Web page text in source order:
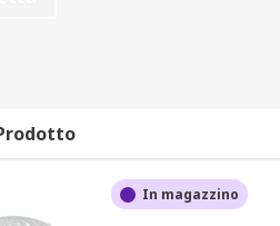
in 24/48 ore su ordini di
d’emergenza, faremo in
accordo sui prezzi in
Tuttavia, noi vogliamo
scelta di articoli
linee di prodotti di
semplicemente navigare e
In magazzino